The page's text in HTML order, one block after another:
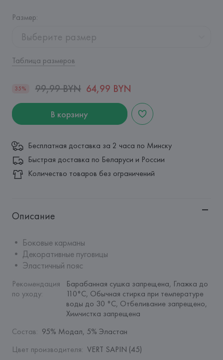
Размер:
Выберите размер
Таблица размеров
35% 99,99 BYN 64,99 BYN
В корзину
Бесплатная доставка за 2 часа по Минску
Быстрая доставка по Беларуси и России
Количество товаров без ограничений
Описание
• Боковые карманы
• Декоративные пуговицы
• Эластичный пояс
Рекомендация
по уходу:
Барабанная сушка запрещена, Глажка до
110°C, Обычная стирка при температуре
воды до 30 °C, Отбеливание запрещено,
Химчистка запрещена
Состав: 95% Модал, 5% Эластан
Цвет производителя: VERT SAPIN (45)